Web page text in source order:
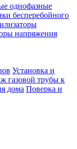
однофазные
бесперебойного
напряжения
Установка и
газовой трубы к
дома Поверка и